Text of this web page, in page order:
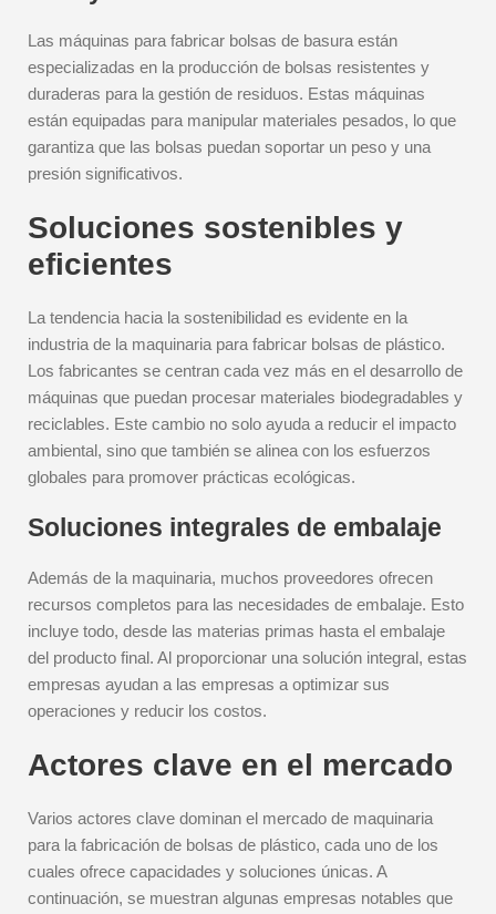
Las máquinas para fabricar bolsas de basura están
especializadas en la producción de bolsas resistentes y
duraderas para la gestión de residuos. Estas máquinas
están equipadas para manipular materiales pesados, lo que
garantiza que las bolsas puedan soportar un peso y una
presión significativos.
Soluciones sostenibles y
eficientes
La tendencia hacia la sostenibilidad es evidente en la
industria de la maquinaria para fabricar bolsas de plástico.
Los fabricantes se centran cada vez más en el desarrollo de
máquinas que puedan procesar materiales biodegradables y
reciclables. Este cambio no solo ayuda a reducir el impacto
ambiental, sino que también se alinea con los esfuerzos
globales para promover prácticas ecológicas.
Soluciones integrales de embalaje
Además de la maquinaria, muchos proveedores ofrecen
recursos completos para las necesidades de embalaje. Esto
incluye todo, desde las materias primas hasta el embalaje
del producto final. Al proporcionar una solución integral, estas
empresas ayudan a las empresas a optimizar sus
operaciones y reducir los costos.
Actores clave en el mercado
Varios actores clave dominan el mercado de maquinaria
para la fabricación de bolsas de plástico, cada uno de los
cuales ofrece capacidades y soluciones únicas. A
continuación, se muestran algunas empresas notables que